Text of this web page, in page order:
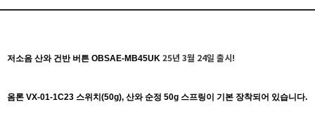
저소음 산와 건반 버튼 OBSAE-MB45UK 25년 3월 24일 출시!
옴론 VX-01-1C23 스위치(50g), 산와 순정 50g 스프링이 기본 장착되어 있습니다.